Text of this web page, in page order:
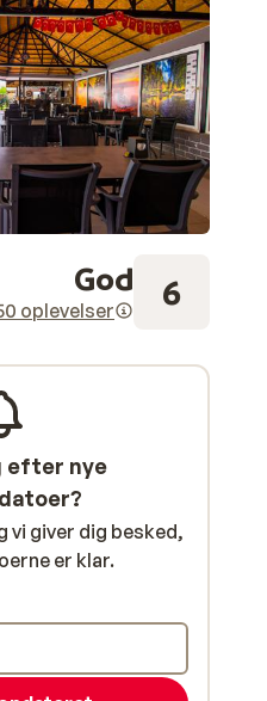
God
oplevelser 6
efter nye
vi giver dig besked,
er klar.